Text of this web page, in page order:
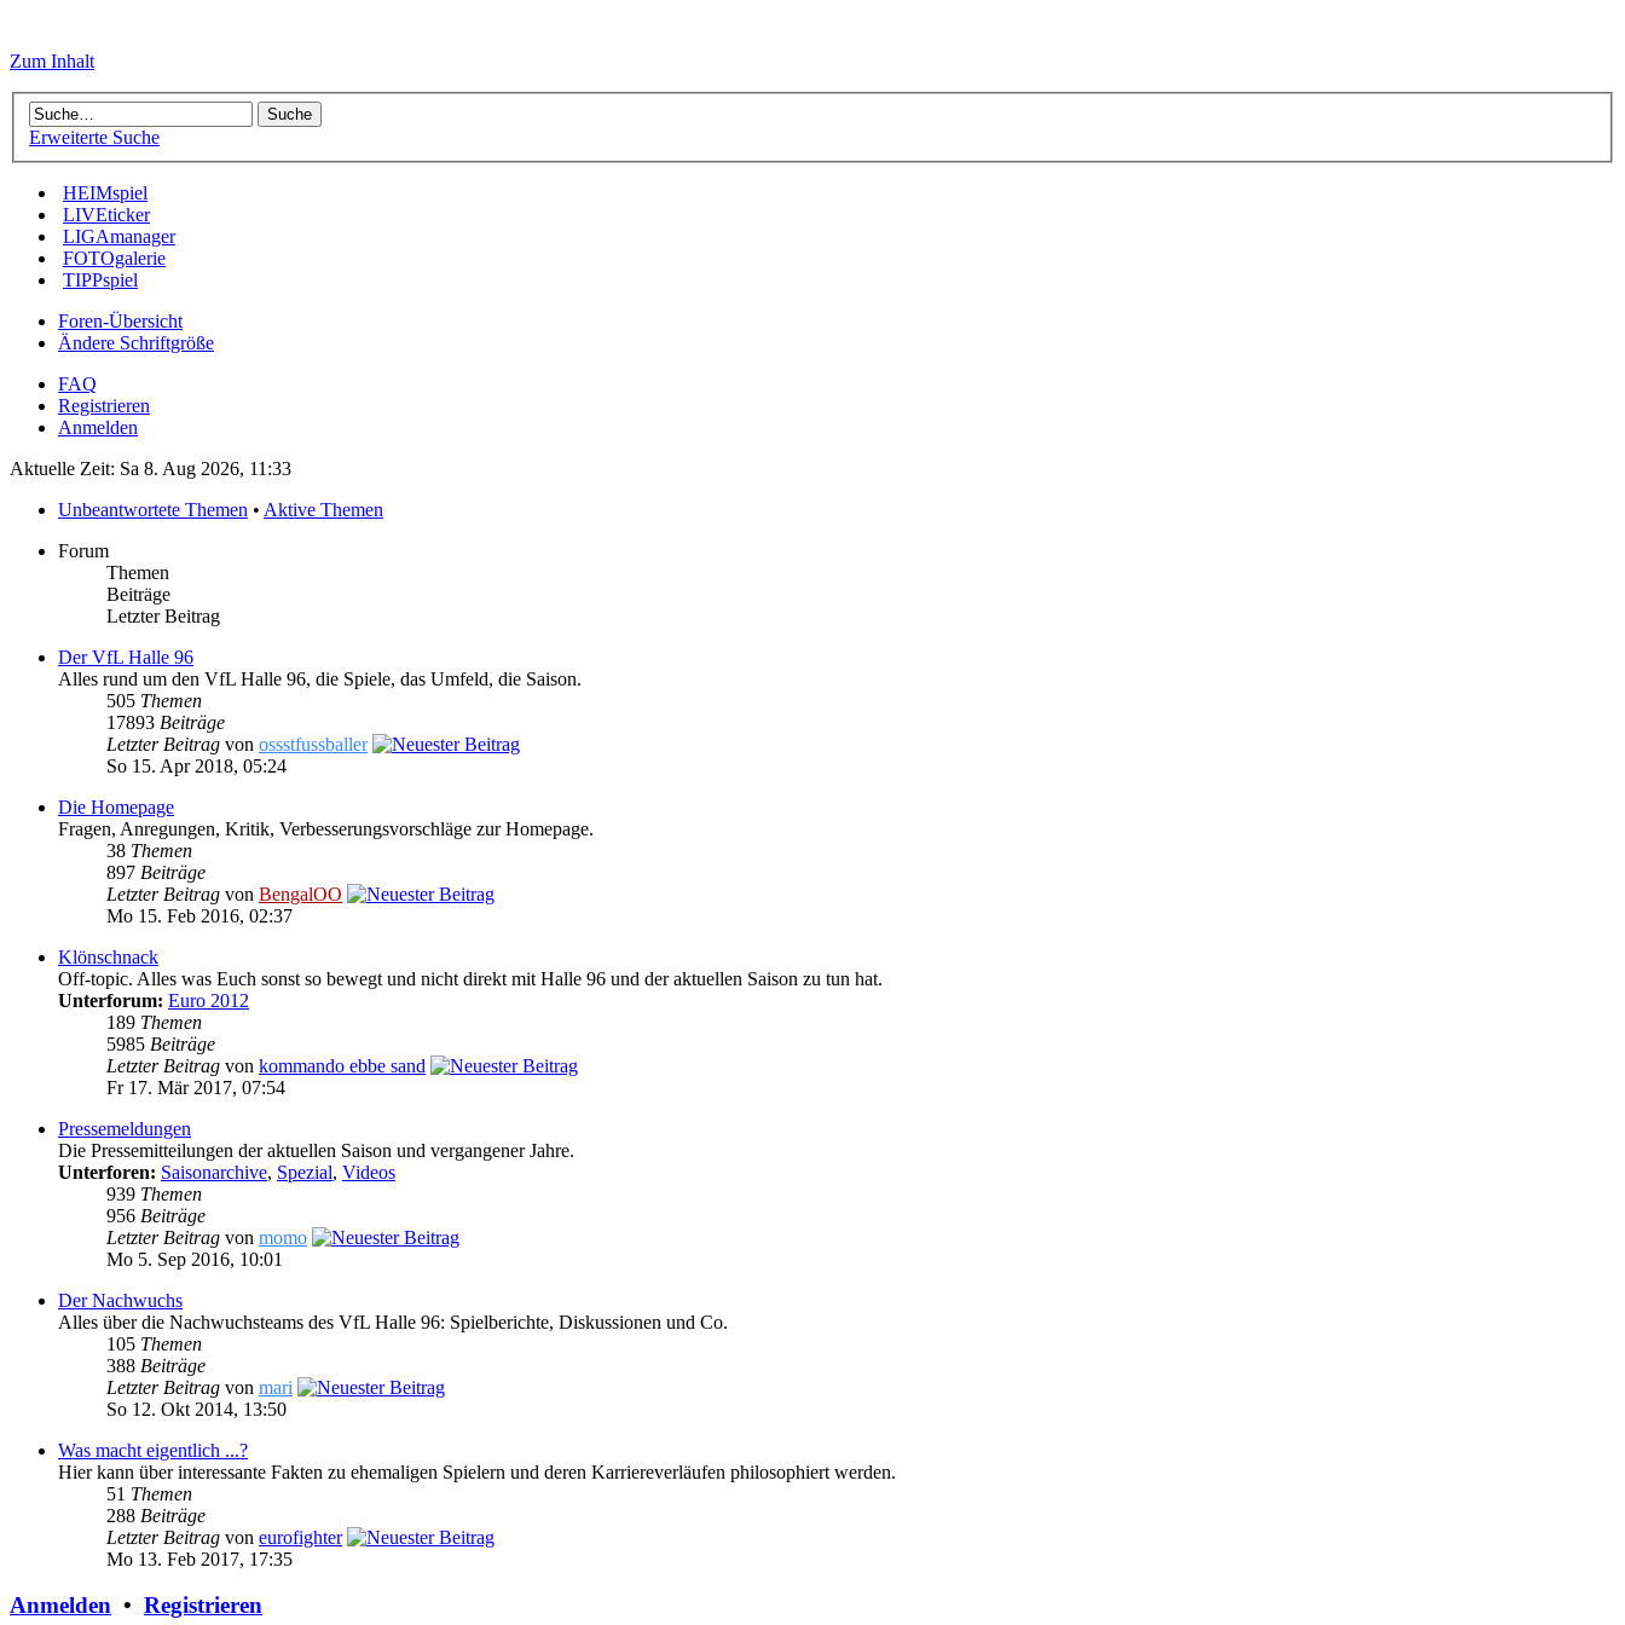
Zum Inhalt
Erweiterte Suche
HEIMspiel
LIVEticker
LIGAmanager
FOTOgalerie
TIPPspiel
Foren-Übersicht
Ändere Schriftgröße
FAQ
Registrieren
Anmelden
Aktuelle Zeit: Sa 8. Aug 2026, 11:33
Unbeantwortete Themen • Aktive Themen
Forum
Themen
Beiträge
Letzter Beitrag
Der VfL Halle 96
Alles rund um den VfL Halle 96, die Spiele, das Umfeld, die Saison.
505 Themen
17893 Beiträge
Letzter Beitrag von ossstfussballer
So 15. Apr 2018, 05:24
Die Homepage
Fragen, Anregungen, Kritik, Verbesserungsvorschläge zur Homepage.
38 Themen
897 Beiträge
Letzter Beitrag von BengalOO
Mo 15. Feb 2016, 02:37
Klönschnack
Off-topic. Alles was Euch sonst so bewegt und nicht direkt mit Halle 96 und der aktuellen Saison zu tun hat.
Unterforum: Euro 2012
189 Themen
5985 Beiträge
Letzter Beitrag von kommando ebbe sand
Fr 17. Mär 2017, 07:54
Pressemeldungen
Die Pressemitteilungen der aktuellen Saison und vergangener Jahre.
Unterforen: Saisonarchive, Spezial, Videos
939 Themen
956 Beiträge
Letzter Beitrag von momo
Mo 5. Sep 2016, 10:01
Der Nachwuchs
Alles über die Nachwuchsteams des VfL Halle 96: Spielberichte, Diskussionen und Co.
105 Themen
388 Beiträge
Letzter Beitrag von mari
So 12. Okt 2014, 13:50
Was macht eigentlich ...?
Hier kann über interessante Fakten zu ehemaligen Spielern und deren Karriereverläufen philosophiert werden.
51 Themen
288 Beiträge
Letzter Beitrag von eurofighter
Mo 13. Feb 2017, 17:35
Anmelden • Registrieren